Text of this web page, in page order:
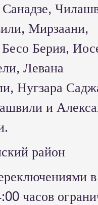
Мирзаани,
Берия,
Левана
Нугзара
и
район
в
часов